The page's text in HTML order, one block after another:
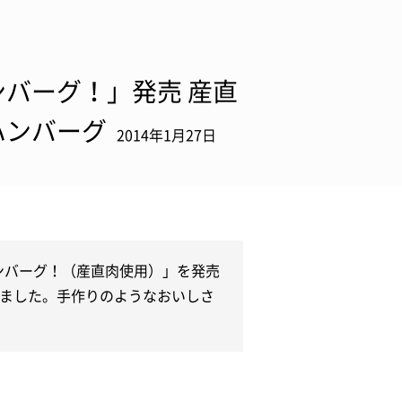
ーグ！」発売 産直
バーグ
2014年1月27日
ーグ！（産直肉使用）」を発売
した。手作りのようなおいしさ